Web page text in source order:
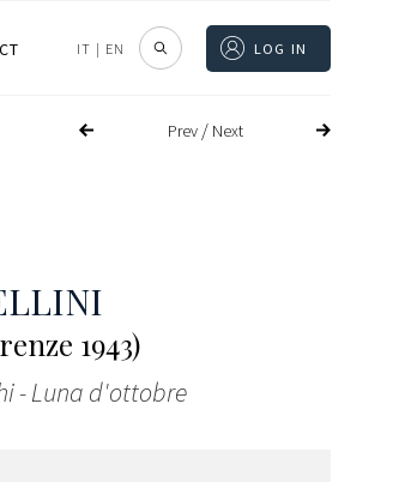
IT | EN LOG IN
Prev/ Next
1943)
- Luna d'ottobre